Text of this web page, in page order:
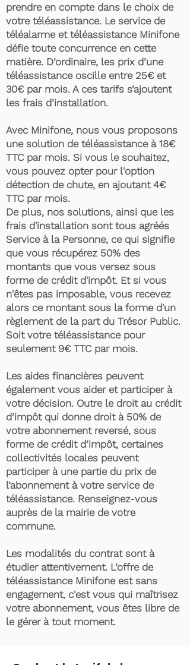
prendre en compte dans le choix de
votre téléassistance. Le service de
téléalarme et téléassistance Minifone
défie toute concurrence en cette
matière. D’ordinaire, les prix d’une
téléassistance oscille entre 25€ et
30€ par mois. A ces tarifs s’ajoutent
les frais d’installation.
Avec Minifone, nous vous proposons
une solution de téléassistance à 18€
TTC par mois. Si vous le souhaitez,
vous pouvez opter pour l'option
détection de chute, en ajoutant 4€
TTC par mois.
De plus, nos solutions, ainsi que les
frais d'installation sont tous agréés
Service à la Personne, ce qui signifie
que vous récupérez 50% des
montants que vous versez sous
forme de crédit d'impôt. Et si vous
n'êtes pas imposable, vous recevez
alors ce montant sous la forme d'un
règlement de la part du Trésor Public.
Soit votre téléassistance pour
seulement 9€ TTC par mois.
Les aides financières peuvent
également vous aider et participer à
votre décision. Outre le droit au crédit
d’impôt qui donne droit à 50% de
votre abonnement reversé, sous
forme de crédit d’impôt, certaines
collectivités locales peuvent
participer à une partie du prix de
l’abonnement à votre service de
téléassistance. Renseignez-vous
auprès de la mairie de votre
commune.
Les modalités du contrat sont à
étudier attentivement. L’offre de
téléassistance Minifone est sans
engagement, c'est vous qui maîtrisez
votre abonnement, vous êtes libre de
le gérer à tout moment.